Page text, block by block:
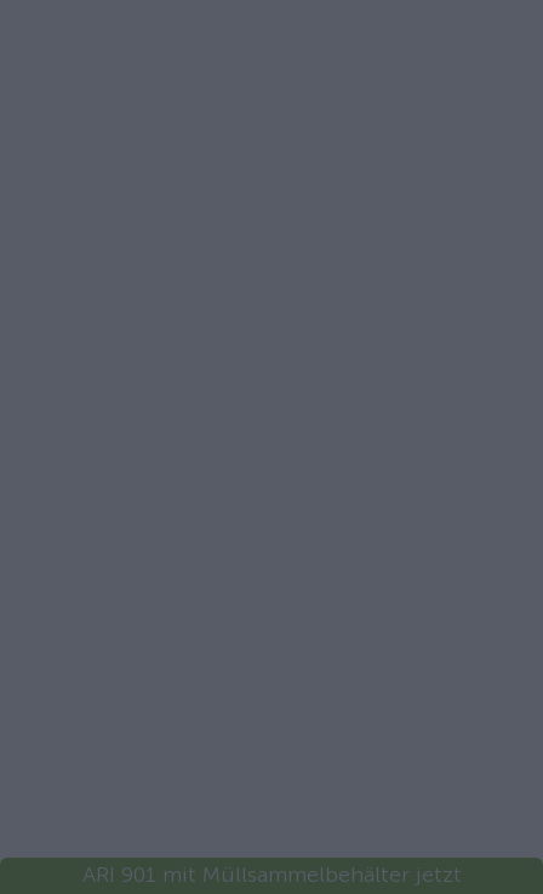
ARI 901 mit Müllsammelbehälter jetzt